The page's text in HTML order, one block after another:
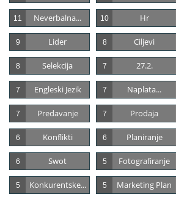
Neverbalna...
11 Hr
10
Lider
9 Ciljevi
8
Selekcija
8 27.2.
7
Engleski Jezik
7 Naplata...
7
Predavanje
7 Prodaja
7
Konflikti
6 Planiranje
6
Swot
6 Fotografiranje
5
Konkurentske...
5 Marketing Plan
5